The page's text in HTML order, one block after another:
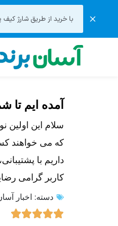
با خرید از طریق شارژ کیف
آمده ایم تا
سلام این
که می خواهند
داریم با
کاربر گرامی
دسته: اخبار